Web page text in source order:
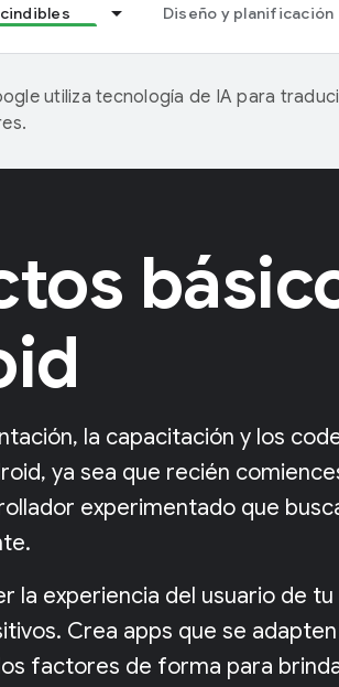
Diseño y planificación
utiliza tecnología de IA para
la capacitación y los
ya sea que recién
experimentado que
la experiencia del usuario de tu
Crea apps que se
factores de forma para